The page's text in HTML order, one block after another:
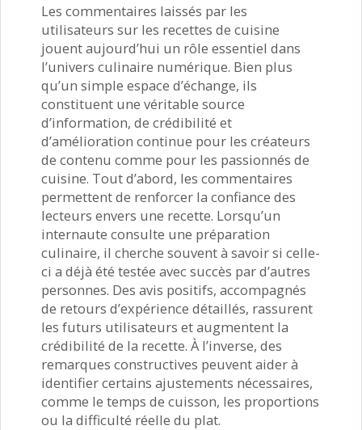
Les commentaires laissés par les
utilisateurs sur les recettes de cuisine
jouent aujourd’hui un rôle essentiel dans
l’univers culinaire numérique. Bien plus
qu’un simple espace d’échange, ils
constituent une véritable source
d’information, de crédibilité et
d’amélioration continue pour les créateurs
de contenu comme pour les passionnés de
cuisine. Tout d’abord, les commentaires
permettent de renforcer la confiance des
lecteurs envers une recette. Lorsqu’un
internaute consulte une préparation
culinaire, il cherche souvent à savoir si celle-
ci a déjà été testée avec succès par d’autres
personnes. Des avis positifs, accompagnés
de retours d’expérience détaillés, rassurent
les futurs utilisateurs et augmentent la
crédibilité de la recette. À l’inverse, des
remarques constructives peuvent aider à
identifier certains ajustements nécessaires,
comme le temps de cuisson, les proportions
ou la difficulté réelle du plat.